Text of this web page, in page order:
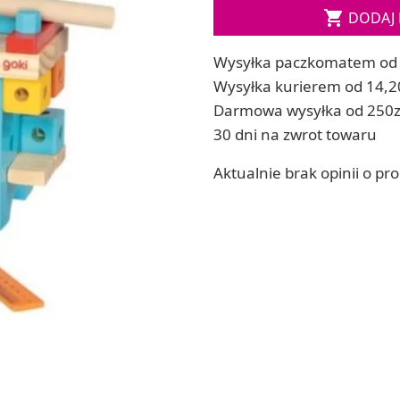
ręcznych
Soda, kwasek, formy do kul do kąpieli
RZEŹBA, GLINY I ODLEWY
Lepienie i rzeźbienie
Odlewy dekoracyjne
Tworzenie z gliny polimerowej
Modelowanie dla dzieci
 DODAJ
Wysyłka paczkomatem od
Wysyłka kurierem od
Darmowa wysyłka od
30 dni na zwrot towaru
Aktualnie brak opinii o